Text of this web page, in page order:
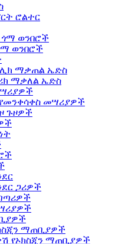
ሮልተር
ጎማ ወንበሮች
ወንበሮች
ማቃጠል ኤድስ
ማቃለል ኤድስ
መሣሪያዎች
ጉዞዎች
ጋሪዎች
ማጠቢያዎች
የኦክስጂን ማጠቢያዎች